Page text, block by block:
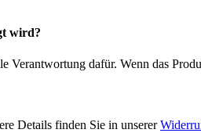
wird?
dafür. Wenn das
Details finden Sie in unserer